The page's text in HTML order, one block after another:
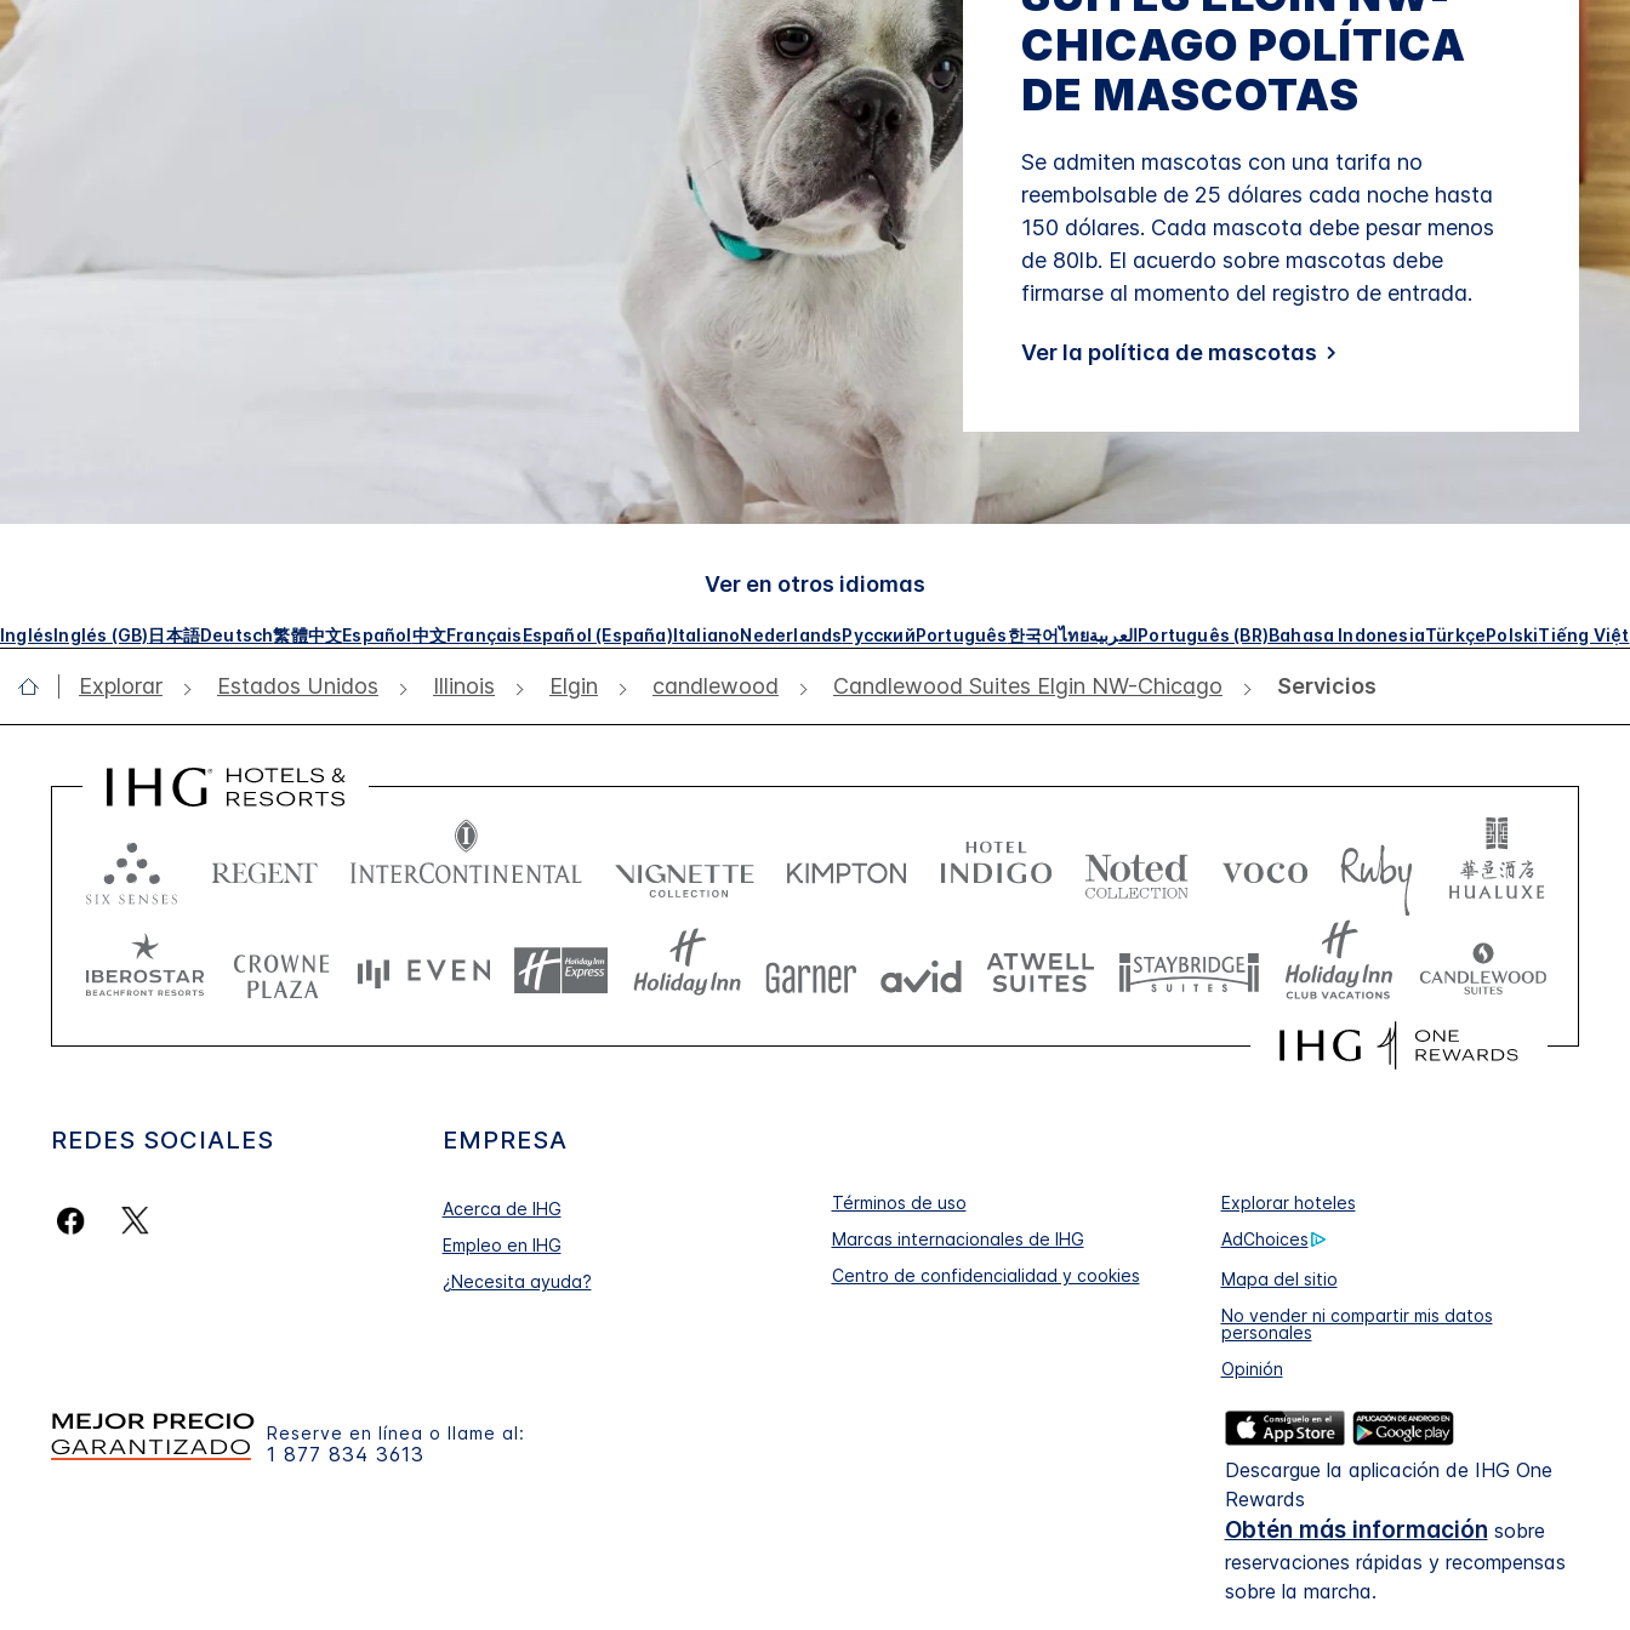
CHICAGO POLÍTICA
DE MASCOTAS
Se admiten mascotas con una tarifa no
reembolsable de 25 dólares cada noche hasta
150 dólares. Cada mascota debe pesar menos
de 80lb. El acuerdo sobre mascotas debe
firmarse al momento del registro de entrada.
Ver la política de mascotas
Ver en otros idiomas
InglésInglés (GB)日本語Deutsch繁體中文Español中文FrançaisEspañol (España)ItalianoNederlandsРусскийPortuguês한국어ไทยالعربيةPortuguês (BR)Bahasa IndonesiaTürkçePolskiTiếng Việt
Explorar Estados Unidos Illinois Elgin candlewood Candlewood Suites Elgin NW-Chicago Servicios
REDES SOCIALES EMPRESA
Acerca de IHG
Empleo en IHG
¿Necesita ayuda?
Términos de uso
Marcas internacionales de IHG
Centro de confidencialidad y cookies
Explorar hoteles
AdChoices
Mapa del sitio
No vender ni compartir mis datos
personales
Opinión
Reserve en línea o llame al:
1 877 834 3613
Descargue la aplicación de IHG One
Rewards
Obtén más información sobre
reservaciones rápidas y recompensas
sobre la marcha.